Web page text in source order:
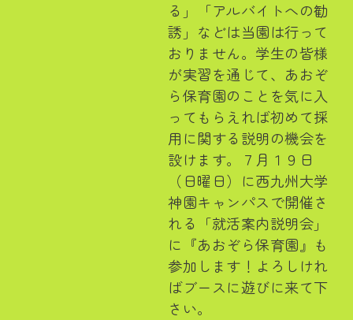
る」「アルバイトへの勧
誘」などは当園は行って
おりません。学生の皆様
が実習を通じて、あおぞ
ら保育園のことを気に入
ってもらえれば初めて採
用に関する説明の機会を
設けます。７月１９日
（日曜日）に西九州大学
神園キャンパスで開催さ
れる「就活案内説明会」
に『あおぞら保育園』も
参加します！よろしけれ
ばブースに遊びに来て下
さい。